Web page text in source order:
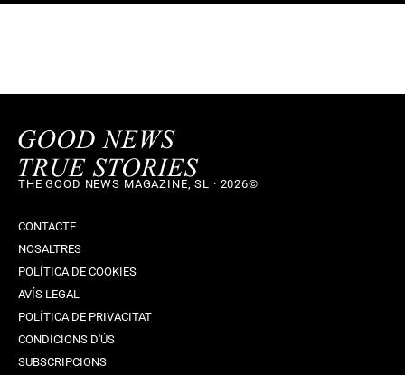
THE GOOD NEWS MAGAZINE, SL · 2026©
CONTACTE
NOSALTRES
POLÍTICA DE COOKIES
AVÍS LEGAL
POLÍTICA DE PRIVACITAT
CONDICIONS D'ÚS
SUBSCRIPCIONS